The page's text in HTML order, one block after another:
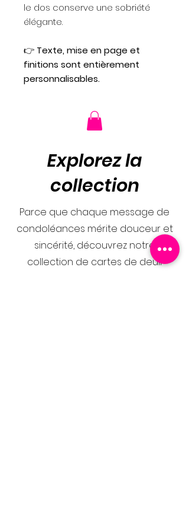
le dos conserve une sobriété
élégante.
👉 Texte, mise en page et
finitions sont entièrement
personnalisables.
Explorez la
collection
Parce que chaque message de
condoléances mérite douceur et
sincérité, découvrez notre
collection de cartes de deuil